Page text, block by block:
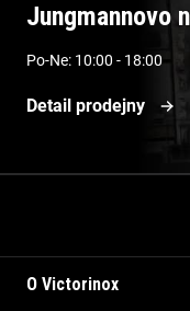
Jungmannovo
Po-Ne: 10:00 - 18:00
Detail prodejny
O Victorinox